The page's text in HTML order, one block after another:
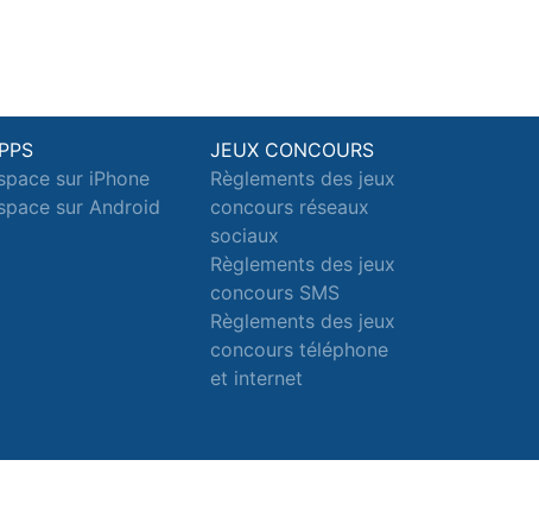
sur iPhone
sur Android
JEUX CONCOURS
Règlements des jeux
concours réseaux
sociaux
Règlements des jeux
concours SMS
Règlements des jeux
concours téléphone
et internet